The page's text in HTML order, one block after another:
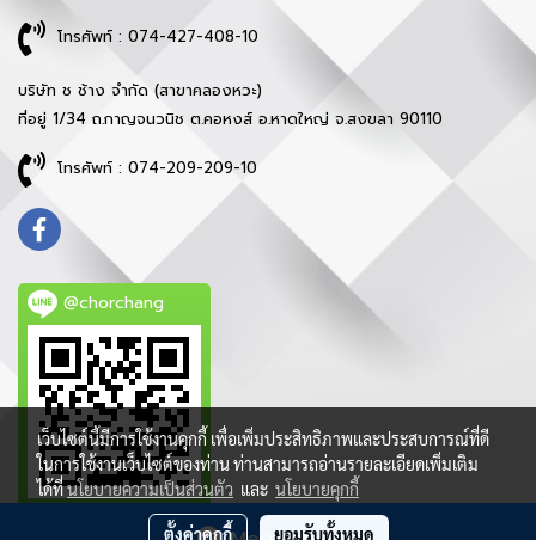
โทรศัพท์ : 074-427-408-10
บริษัท ช ช้าง จำกัด (สาขาคลองหวะ)
ที่อยู่ 1/34 ถ.กาญจนวนิช ต.คอหงส์ อ.หาดใหญ่ จ.สงขลา 90110
โทรศัพท์ : 074-209-209-10
@chorchang
เว็บไซต์นี้มีการใช้งานคุกกี้ เพื่อเพิ่มประสิทธิภาพและประสบการณ์ที่ดี
ในการใช้งานเว็บไซต์ของท่าน ท่านสามารถอ่านรายละเอียดเพิ่มเติม
ได้ที่นโยบายความเป็นส่วนตัว และ นโยบายคุกกี้
ตั้งค่าคุกกี้ ยอมรับทั้งหมด